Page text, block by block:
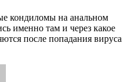
кондиломы на анальном
именно там и через какое
после попадания вируса